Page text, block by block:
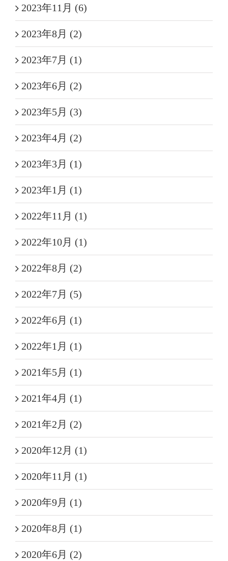
2023年11月 (6)
2023年8月 (2)
2023年7月 (1)
2023年6月 (2)
2023年5月 (3)
2023年4月 (2)
2023年3月 (1)
2023年1月 (1)
2022年11月 (1)
2022年10月 (1)
2022年8月 (2)
2022年7月 (5)
2022年6月 (1)
2022年1月 (1)
2021年5月 (1)
2021年4月 (1)
2021年2月 (2)
2020年12月 (1)
2020年11月 (1)
2020年9月 (1)
2020年8月 (1)
2020年6月 (2)